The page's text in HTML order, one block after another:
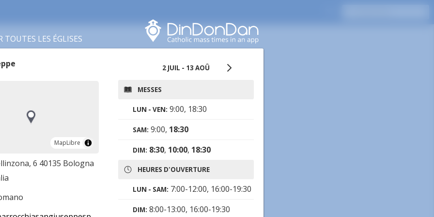
TOUTES LES ÉGLISES
MapLibre
MapLibre
6 40135 Bologna
2 JUIL - 13 AOÛ
MESSES
LUN - VEN: 9:00, 18:30
SAM: 9:00, 18:30
DIM: 8:30, 10:00, 18:30
HEURES D'OUVERTURE
LUN - SAM: 7:00-12:00, 16:00-19:30
DIM: 8:00-13:00, 16:00-19:30